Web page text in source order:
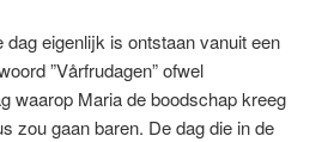
dag eigenlijk is ontstaan vanuit een
”Vårfrudagen” ofwel
waarop Maria de boodschap kreeg
zou gaan baren. De dag die in de